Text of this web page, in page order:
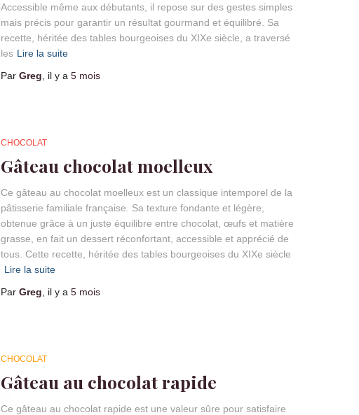
Accessible même aux débutants, il repose sur des gestes simples
mais précis pour garantir un résultat gourmand et équilibré. Sa
recette, héritée des tables bourgeoises du XIXe siècle, a traversé
les Lire la suite
Par Greg , il y a 5 mois
CHOCOLAT
Gâteau chocolat moelleux
Ce gâteau au chocolat moelleux est un classique intemporel de la
pâtisserie familiale française. Sa texture fondante et légère,
obtenue grâce à un juste équilibre entre chocolat, œufs et matière
grasse, en fait un dessert réconfortant, accessible et apprécié de
tous. Cette recette, héritée des tables bourgeoises du XIXe siècle
Lire la suite
Par Greg , il y a 5 mois
CHOCOLAT
Gâteau au chocolat rapide
Ce gâteau au chocolat rapide est une valeur sûre pour satisfaire